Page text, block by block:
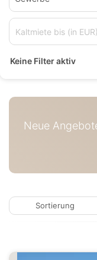
Keine Filter aktiv
Neue
Sortierung